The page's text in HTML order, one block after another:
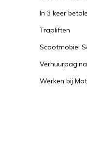
In 3 keer
Trapliften
Scootmobiel
Werken bij